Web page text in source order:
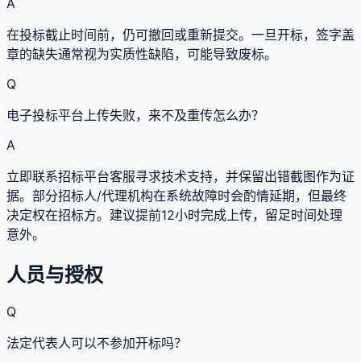
A
在投标截止时间前，仍可撤回或重新提交。一旦开标，签字盖
章的缺失通常视为实质性缺陷，可能导致废标。
Q
电子投标平台上传失败，来不及重传怎么办？
A
立即联系招标平台客服寻求技术支持，并保留出错截图作为证
据。部分招标人/代理机构在系统故障时会酌情延期，但最终
决定权在招标方。建议提前12小时完成上传，留足时间处理
意外。
人员与授权
Q
法定代表人可以不参加开标吗？